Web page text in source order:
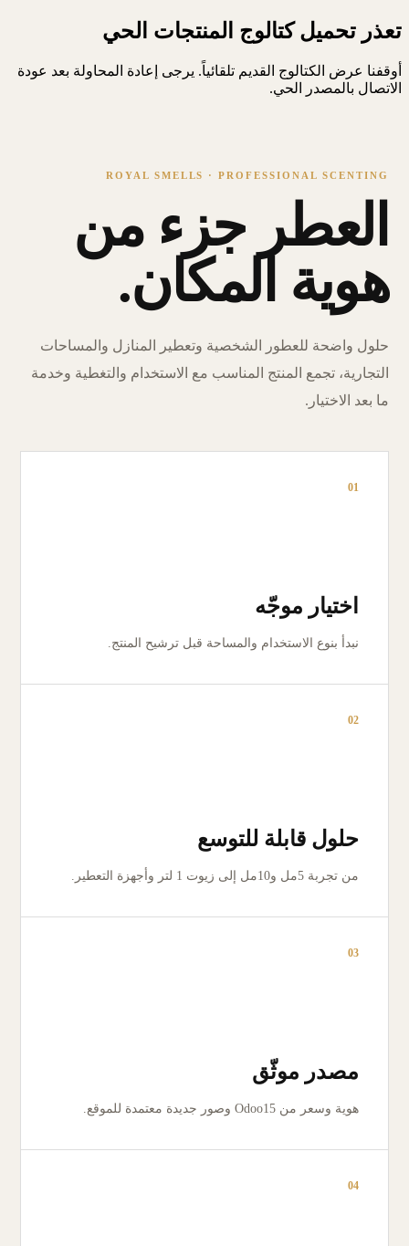
تعذر تحميل كتالوج المنتجات الحي
أوقفنا عرض الكتالوج القديم تلقائياً. يرجى إعادة المحاولة بعد عودة
الاتصال بالمصدر الحي.
ROYAL SMELLS · PROFESSIONAL SCENTING
العطر جزء من
هوية المكان.
حلول واضحة للعطور الشخصية وتعطير المنازل والمساحات
التجارية، تجمع المنتج المناسب مع الاستخدام والتغطية وخدمة
ما بعد الاختيار.
01
اختيار موجّه
نبدأ بنوع الاستخدام والمساحة قبل ترشيح المنتج.
02
حلول قابلة للتوسع
من تجربة 5مل و10مل إلى زيوت 1 لتر وأجهزة التعطير.
03
مصدر موثّق
هوية وسعر من Odoo15 وصور جديدة معتمدة للموقع.
04